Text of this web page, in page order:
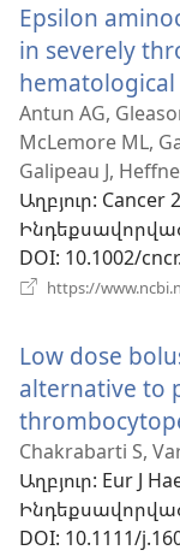
Epsilon
in severely
Antun AG,
McLemore ML,
Galipeau J,
Աղբյուր‎: Cancer
DOI‎: 10.1002/
https://
Low dose
alternative to
Chakrabarti S,
Աղբյուր‎: Eur J
DOI‎: 10.1111/